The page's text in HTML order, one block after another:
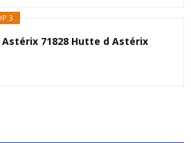
3
71828 Hutte d Astérix